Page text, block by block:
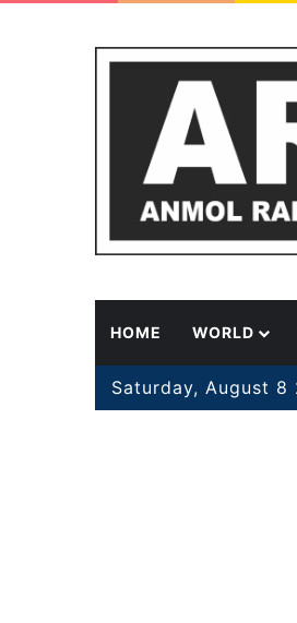
HOME WORLD
Saturday, August 8